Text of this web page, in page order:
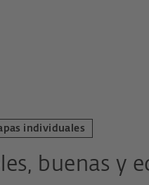
individuales
buenas y